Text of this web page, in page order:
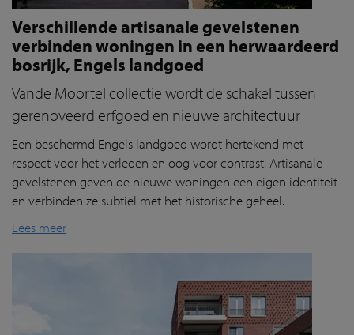
Verschillende artisanale gevelstenen
verbinden woningen in een herwaardeerd
bosrijk, Engels landgoed
Vande Moortel collectie wordt de schakel tussen
gerenoveerd erfgoed en nieuwe architectuur
Een beschermd Engels landgoed wordt hertekend met
respect voor het verleden en oog voor contrast. Artisanale
gevelstenen geven de nieuwe woningen een eigen identiteit
en verbinden ze subtiel met het historische geheel.
Lees meer